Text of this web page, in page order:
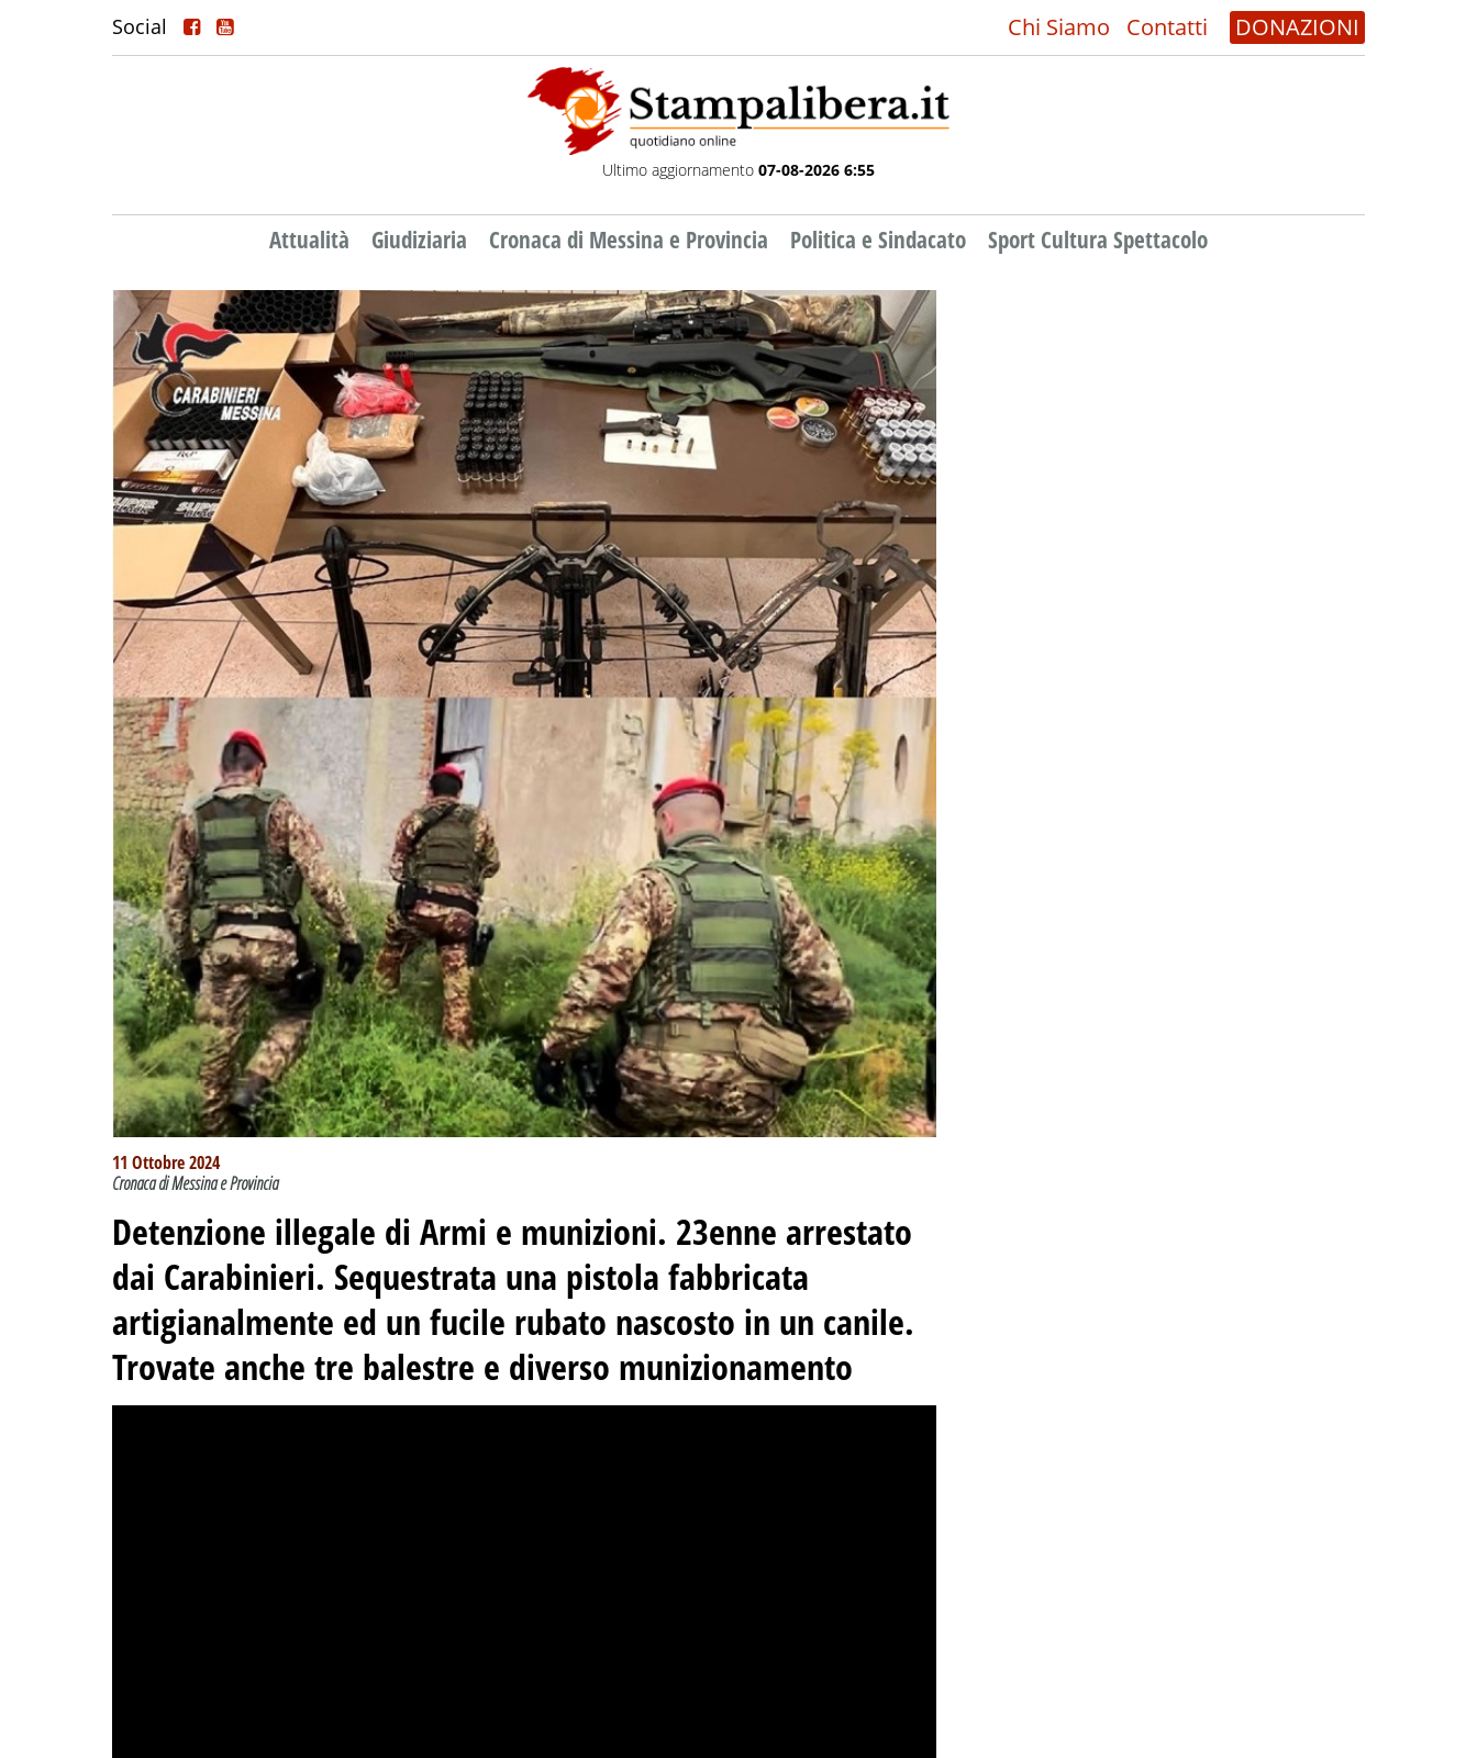
Social Chi Siamo Contatti DONAZIONI
Ultimo aggiornamento 07-08-2026 6:55
Attualità Giudiziaria Cronaca di Messina e Provincia Politica e Sindacato Sport Cultura Spettacolo
11 Ottobre 2024
Cronaca di Messina e Provincia
Detenzione illegale di Armi e munizioni. 23enne arrestato
dai Carabinieri. Sequestrata una pistola fabbricata
artigianalmente ed un fucile rubato nascosto in un canile.
Trovate anche tre balestre e diverso munizionamento